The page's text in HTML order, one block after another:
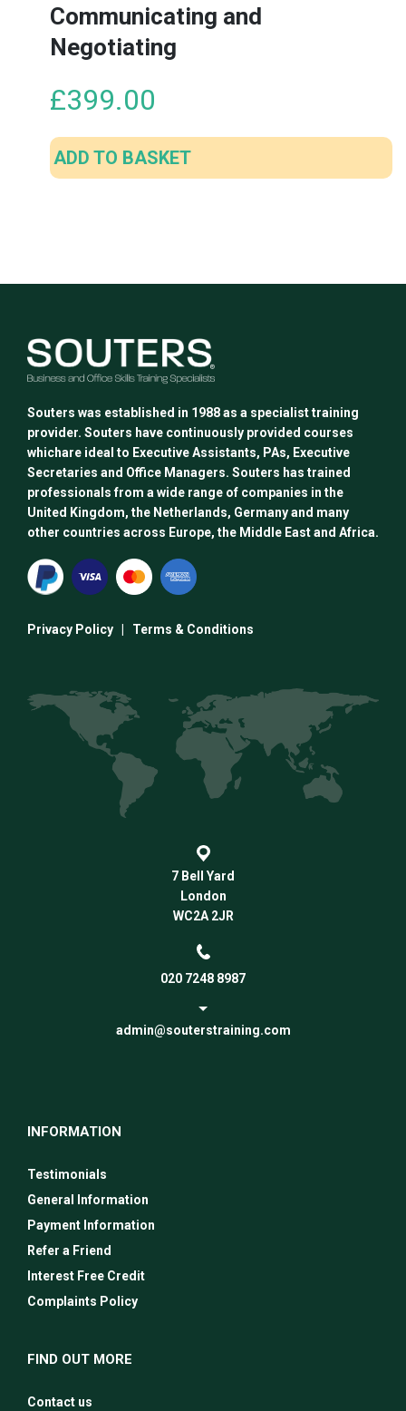
Communicating and
Negotiating
£399.00
ADD TO BASKET
Souters was established in 1988 as a specialist training
provider. Souters have continuously provided courses
whichare ideal to Executive Assistants, PAs, Executive
Secretaries and Office Managers. Souters has trained
professionals from a wide range of companies in the
United Kingdom, the Netherlands, Germany and many
other countries across Europe, the Middle East and Africa.
Privacy Policy Terms & Conditions
7 Bell Yard
London
WC2A 2JR
020 7248 8987
admin@souterstraining.com
INFORMATION
Testimonials
General Information
Payment Information
Refer a Friend
Interest Free Credit
Complaints Policy
FIND OUT MORE
Contact us